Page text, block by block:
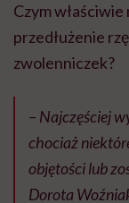
Czym
przedłużenie
zwolenniczek?
– Najczęściej
chociażniektó
objętości lub
Dorota